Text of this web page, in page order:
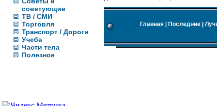
советующие
ТВ / СМИ
Торговля
Транспорт / Дороги
Учеба
Части тела
Полезное
Главная Последние